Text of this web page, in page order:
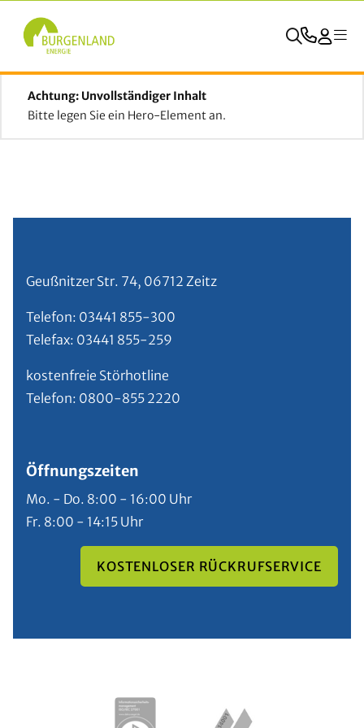
Achtung: Unvollständiger Inhalt
Bitte legen Sie ein Hero-Element an.
Geußnitzer Str. 74, 06712 Zeitz
Telefon: 03441 855-300
Telefax: 03441 855-259
kostenfreie Störhotline
Telefon: 0800-855 2220
Öffnungszeiten
Mo. - Do. 8:00 - 16:00 Uhr
Fr. 8:00 - 14:15 Uhr
KOSTENLOSER RÜCKRUFSERVICE